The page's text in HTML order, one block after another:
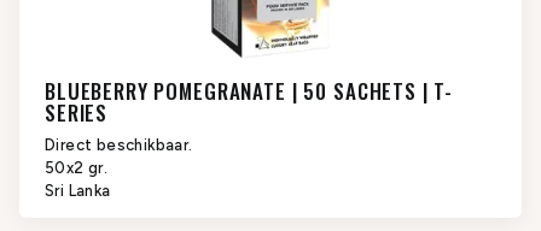
BLUEBERRY POMEGRANATE | 50 SACHETS | T-
SERIES
Direct beschikbaar.
50x2 gr.
Sri Lanka